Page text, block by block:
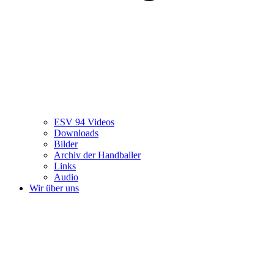
ESV 94 Videos
Downloads
Bilder
Archiv der Handballer
Links
Audio
Wir über uns